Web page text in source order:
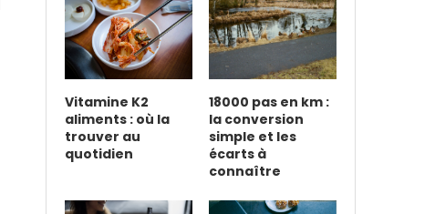
Vitamine K2
aliments : où la
trouver au
quotidien
18000 pas en km :
la conversion
simple et les
écarts à
connaître